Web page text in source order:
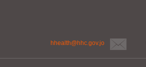
hhealth@hhc.gov.jo